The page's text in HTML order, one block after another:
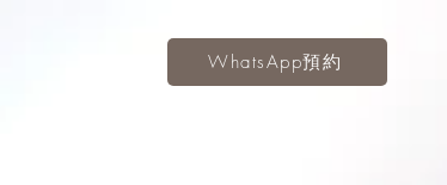
WhatsApp預約